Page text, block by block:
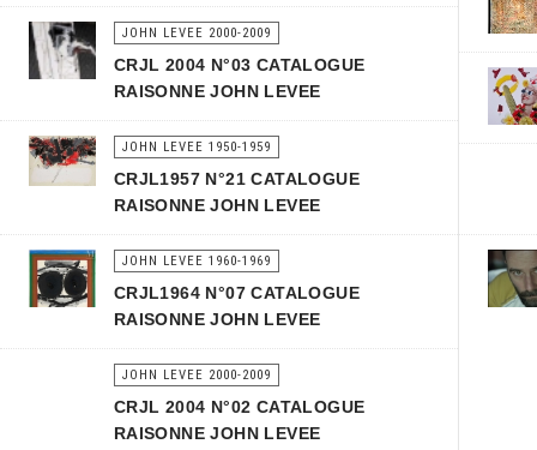
JOHN LEVEE 2000-2009
CRJL 2004 N°03 CATALOGUE
RAISONNE JOHN LEVEE
JOHN LEVEE 1950-1959
CRJL1957 N°21 CATALOGUE
RAISONNE JOHN LEVEE
JOHN LEVEE 1960-1969
CRJL1964 N°07 CATALOGUE
RAISONNE JOHN LEVEE
JOHN LEVEE 2000-2009
CRJL 2004 N°02 CATALOGUE
RAISONNE JOHN LEVEE